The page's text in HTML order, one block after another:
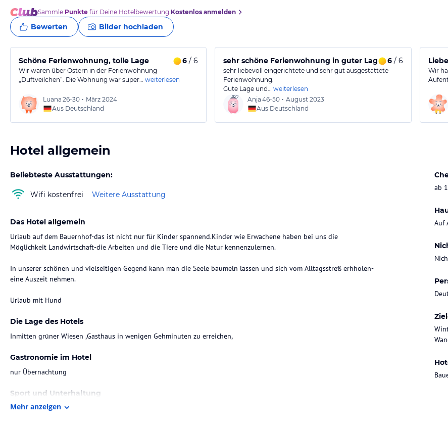
Sammle Punkte für Deine Hotelbewertung.Kostenlos anmelden
Bewerten Bilder hochladen
Schöne Ferienwohnung, tolle Lage 6 / 6
Wir waren über Ostern in der Ferienwohnung
„Duftveilchen“. Die Wohnung war super… weiterlesen
Luana 26-30 • März 2024
Aus Deutschland
sehr schöne Ferienwohnung in guter Lage 6/ 6
sehr liebevoll eingerichtete und sehr gut ausgestattete
Ferienwohnung.
Gute Lage und… weiterlesen
Anja 46-50 • August 2023
Aus Deutschland
Wir
Hotel allgemein
Beliebteste Ausstattungen:
Wifi kostenfrei Weitere Ausstattung
ab
Auf
Das Hotel allgemein
Urlaub auf dem Bauernhof-das ist nicht nur für Kinder spannend.Kinder wie Erwachene haben bei uns die
Möglichkeit Landwirtschaft-die Arbeiten und die Tiere und die Natur kennenzulernen.
In unserer schönen und vielseitigen Gegend kann man die Seele baumeln lassen und sich vom Alltagsstreß erhholen-
eine Auszeit nehmen.
Urlaub mit Hund
Die Lage des Hotels
Inmitten grüner Wiesen ,Gasthaus in wenigen Gehminuten zu erreichen,
Gastronomie im Hotel
nur Übernachtung
Sport und Unterhaltung
Wandern,Bergtouren,Nordic Walking ,Inlineskaten,Radfahren,Schwimmen,Angeln,Bootfahren,
Mehr anzeigen